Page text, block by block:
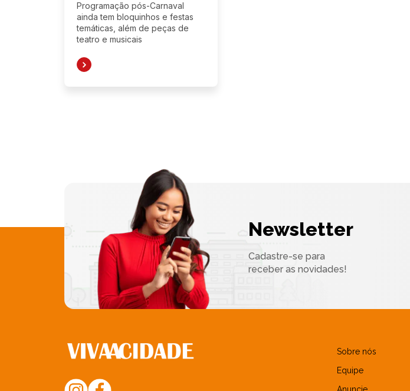
Programação pós-Carnaval
ainda tem bloquinhos e festas
temáticas, além de peças de
teatro e musicais
Newsletter
Cadastre-se para
receber as novidades!
Sobre nós
Equipe